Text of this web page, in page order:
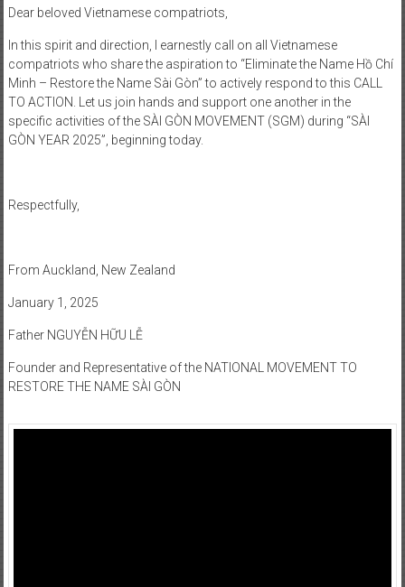
Dear beloved Vietnamese compatriots,
In this spirit and direction, I earnestly call on all Vietnamese
compatriots who share the aspiration to “Eliminate the Name Hồ Chí
Minh – Restore the Name Sài Gòn” to actively respond to this CALL
TO ACTION. Let us join hands and support one another in the
specific activities of the SÀI GÒN MOVEMENT (SGM) during “SÀI
GÒN YEAR 2025”, beginning today.
Respectfully,
From Auckland, New Zealand
January 1, 2025
Father NGUYỄN HỮU LỄ
Founder and Representative of the NATIONAL MOVEMENT TO
RESTORE THE NAME SÀI GÒN